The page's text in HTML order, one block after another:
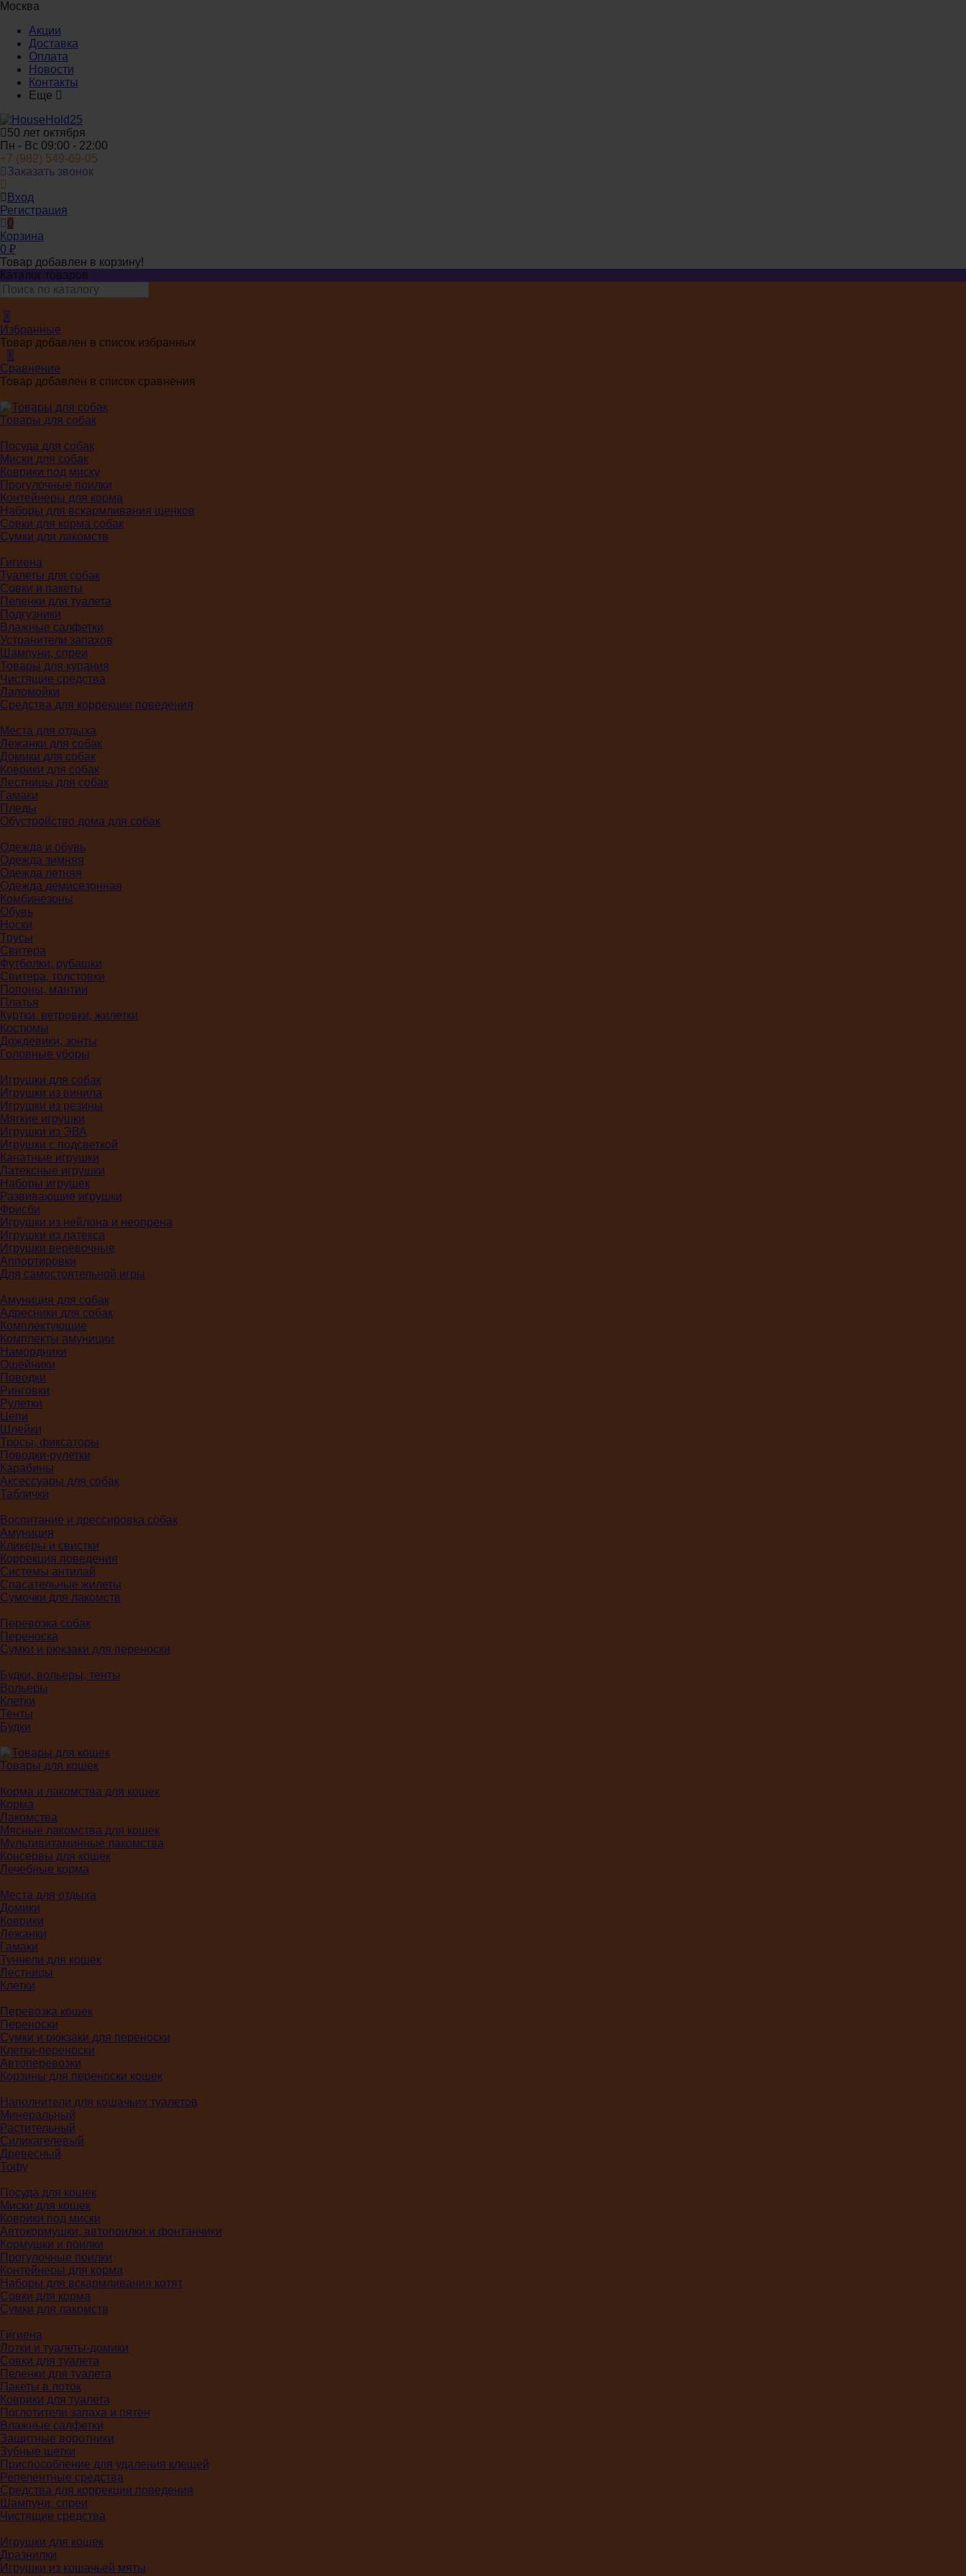
Москва
Акции
Доставка
Оплата
Новости
Контакты
Еще
50 лет октября
Пн - Вс 09:00 - 22:00
+7 (982) 549-69-05
Заказать звонок
Вход
Регистрация
0
Корзина
0 ₽
Товар добавлен в корзину!
Каталог товаров
0
Избранные
Товар добавлен в список избранных
0
Сравнение
Товар добавлен в список сравнения
Товары для собак
Посуда для собак
Миски для собак
Коврики под миску
Прогулочные поилки
Контейнеры для корма
Наборы для вскармливания щенков
Совки для корма собак
Сумки для лакомств
Гигиена
Туалеты для собак
Совки и пакеты
Пеленки для туалета
Подгузники
Влажные салфетки
Устранители запахов
Шампуни, спреи
Товары для купания
Чистящие средства
Лапомойки
Средства для коррекции поведения
Места для отдыха
Лежанки для собак
Домики для собак
Коврики для собак
Лестницы для собак
Гамаки
Пледы
Обустройство дома для собак
Одежда и обувь
Одежда зимняя
Одежда летняя
Одежда демисезонная
Комбинезоны
Обувь
Носки
Трусы
Свитера
Футболки, рубашки
Свитера, толстовки
Попоны, мантии
Платья
Куртки, ветровки, жилетки
Костюмы
Дождевики, зонты
Головные уборы
Игрушки для собак
Игрушки из винила
Игрушки из резины
Мягкие игрушки
Игрушки из ЭВА
Игрушки с подсветкой
Канатные игрушки
Латексные игрушки
Наборы игрушек
Развивающие игрушки
Фрисби
Игрушки из нейлона и неопрена
Игрушки из латекса
Игрушки веревочные
Аппортировки
Для самостоятельной игры
Амуниция для собак
Адресники для собак
Комплектующие
Комплекты амуниции
Намордники
Ошейники
Поводки
Ринговки
Рулетки
Цепи
Шлейки
Тросы, фиксаторы
Поводки-рулетки
Карабины
Аксессуары для собак
Таблички
Воспитание и дрессировка собак
Амуниция
Кликеры и свистки
Коррекция поведения
Системы антилай
Спасательные жилеты
Сумочки для лакомств
Перевозка собак
Переноска
Сумки и рюкзаки для переноски
Будки, вольеры, тенты
Вольеры
Клетки
Тенты
Будки
Товары для кошек
Корма и лакомства для кошек
Корма
Лакомства
Мясные лакомства для кошек
Мультивитаминные лакомства
Консервы для кошек
Лечебные корма
Места для отдыха
Домики
Коврики
Лежанки
Гамаки
Туннели для кошек
Лестницы
Клетки
Перевозка кошек
Переноски
Сумки и рюкзаки для переноски
Клетки-переноски
Автоперевозки
Корзины для переноски кошек
Наполнители для кошачьих туалетов
Минеральный
Растительный
Силикагелевый
Древесный
Тофу
Посуда для кошек
Миски для кошек
Коврики под миски
Автокормушки, автопоилки и фонтанчики
Кормушки и поилки
Прогулочные поилки
Контейнеры для корма
Наборы для вскармливания котят
Совки для корма
Сумки для лакомств
Гигиена
Лотки и туалеты-домики
Совки для туалета
Пеленки для туалета
Пакеты в лоток
Коврики для туалета
Поглотители запаха и пятен
Влажные салфетки
Защитные воротники
Зубные щетки
Приспособление для удаления клещей
Репелентные средства
Средства для коррекции поведения
Шампуни, спреи
Чистящие средства
Игрушки для кошек
Дразнилки
Игрушки из кошачьей мяты